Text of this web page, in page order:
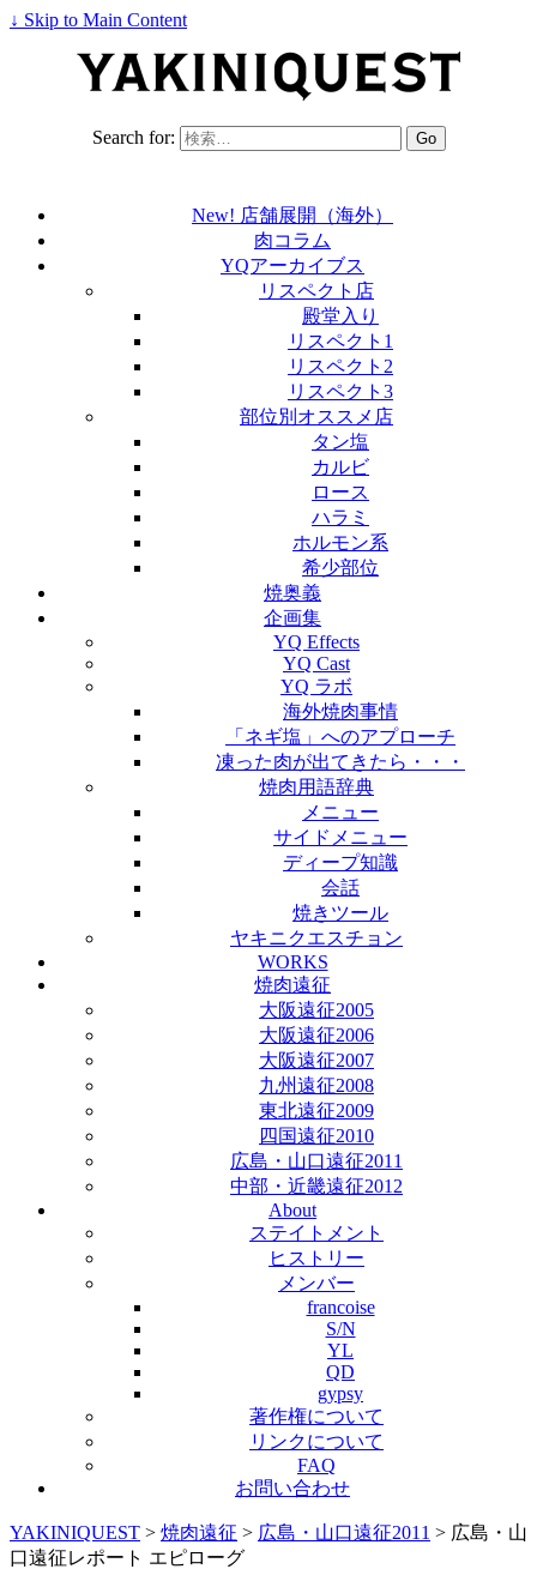
↓ Skip to Main Content
Search for:
New! 店舗展開（海外）
肉コラム
YQアーカイブス
リスペクト店
殿堂入り
リスペクト1
リスペクト2
リスペクト3
部位別オススメ店
タン塩
カルビ
ロース
ハラミ
ホルモン系
希少部位
焼奥義
企画集
YQ Effects
YQ Cast
YQ ラボ
海外焼肉事情
「ネギ塩」へのアプローチ
凍った肉が出てきたら・・・
焼肉用語辞典
メニュー
サイドメニュー
ディープ知識
会話
焼きツール
ヤキニクエスチョン
WORKS
焼肉遠征
大阪遠征2005
大阪遠征2006
大阪遠征2007
九州遠征2008
東北遠征2009
四国遠征2010
広島・山口遠征2011
中部・近畿遠征2012
About
ステイトメント
ヒストリー
メンバー
francoise
S/N
YL
QD
gypsy
著作権について
リンクについて
FAQ
お問い合わせ
YAKINIQUEST > 焼肉遠征 > 広島・山口遠征2011 > 広島・山
口遠征レポート エピローグ